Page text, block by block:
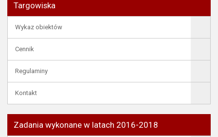
Targowiska
Wykaz obiektów
Cennik
Regulaminy
Kontakt
Zadania wykonane w latach 2016-2018